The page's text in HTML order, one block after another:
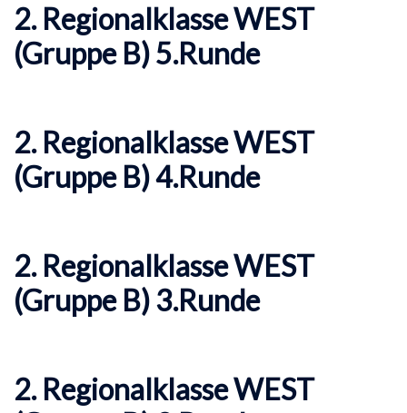
2. Regionalklasse WEST
(Gruppe B) 5.Runde
2. Regionalklasse WEST
(Gruppe B) 4.Runde
2. Regionalklasse WEST
(Gruppe B) 3.Runde
2. Regionalklasse WEST